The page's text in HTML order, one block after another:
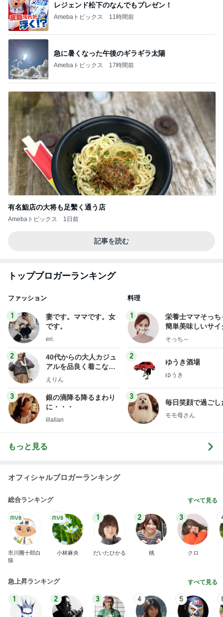
レジェンド松下のなんでもプレゼン！
Amebaトピックス 11時間前
急に暑くなった午後のギラギラ太陽
Amebaトピックス 17時間前
有名鮨店の大将も足繫く通う店
Amebaトピックス 1日前
記事を読む
トップブロガーランキング
ファッション
1
妻です。ママです。女
です。
eri.
2
40代からの大人カジュ
アルを品良く着こなす
ファッションブログ
えりん
3
銀の滴降る降るまわり
に・・・
illallan
料理
1
栄養士ママそっち
簡単美味しいサイ
献立
そっち～
2
ゆうき酒場
ゆうき
3
毎日笑顔で過ごし
モモ母さん
もっと見る
オフィシャルブロガーランキング
総合ランキング すべて見る
市川團十郎白
猿
小林麻央
1
だいたひかる
2
桃
3
クロ
急上昇ランキング すべて見る
1 2 3 4 5